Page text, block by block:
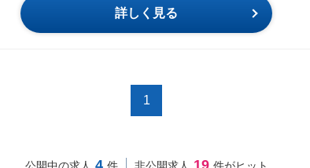
詳しく見る
1
4 19